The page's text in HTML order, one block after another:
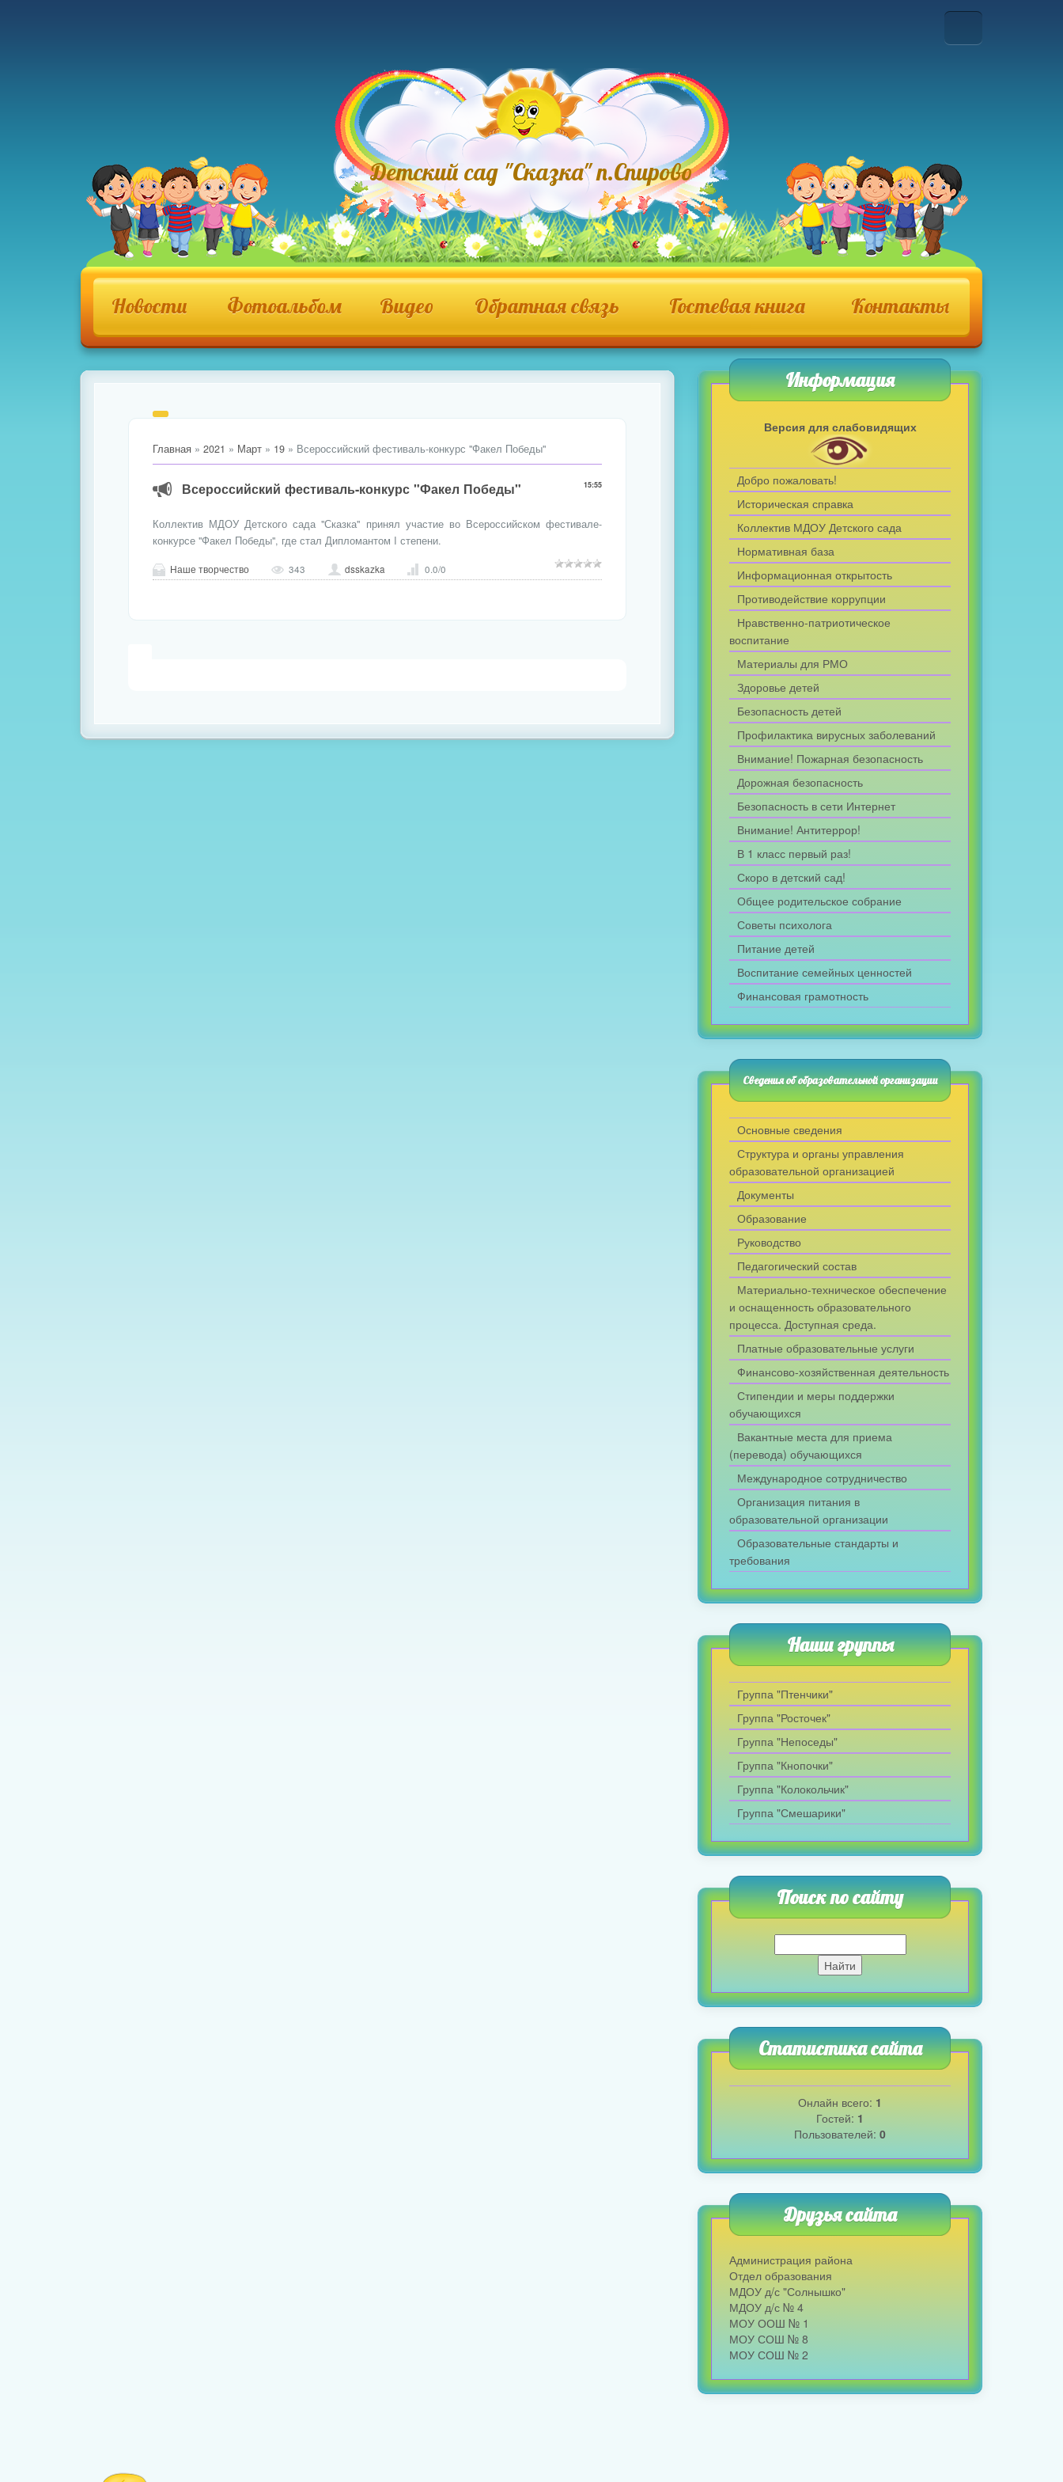
Детский сад "Сказка" п.Спирово
Новости Фотоальбом Видео Обратная связь Гостевая книга Контакты
Главная » 2021 » Март » 19 » Всероссийский фестиваль-конкурс "Факел Победы"
15:55
Всероссийский фестиваль-конкурс "Факел Победы"
Коллектив МДОУ Детского сада "Сказка" принял участие во Всероссийском фестивале-
конкурсе "Факел Победы", где стал Дипломантом I степени.
Наше творчество 343 dsskazka 0.0/0
Информация
Версия для слабовидящих
Добро пожаловать!
Историческая справка
Коллектив МДОУ Детского сада
Нормативная база
Информационная открытость
Противодействие коррупции
Нравственно-патриотическое
воспитание
Материалы для РМО
Здоровье детей
Безопасность детей
Профилактика вирусных заболеваний
Внимание! Пожарная безопасность
Дорожная безопасность
Безопасность в сети Интернет
Внимание! Антитеррор!
В 1 класс первый раз!
Скоро в детский сад!
Общее родительское собрание
Советы психолога
Питание детей
Воспитание семейных ценностей
Финансовая грамотность
Сведения об образовательной организации
Основные сведения
Структура и органы управления
образовательной организацией
Документы
Образование
Руководство
Педагогический состав
Материально-техническое обеспечение
и оснащенность образовательного
процесса. Доступная среда.
Платные образовательные услуги
Финансово-хозяйственная деятельность
Стипендии и меры поддержки
обучающихся
Вакантные места для приема
(перевода) обучающихся
Международное сотрудничество
Организация питания в
образовательной организации
Образовательные стандарты и
требования
Наши группы
Группа "Птенчики"
Группа "Росточек"
Группа "Непоседы"
Группа "Кнопочки"
Группа "Колокольчик"
Группа "Смешарики"
Поиск по сайту
Статистика сайта
Онлайн всего: 1
Гостей: 1
Пользователей: 0
Друзья сайта
Администрация района
Отдел образования
МДОУ д/с "Солнышко"
МДОУ д/с № 4
МОУ ООШ № 1
МОУ СОШ № 8
МОУ СОШ № 2